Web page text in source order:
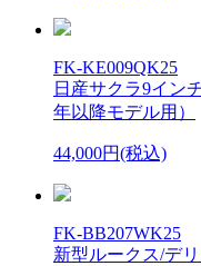
FK-KE009QK25
日産サクラ9イン
年以降モデル用）
44,000円(税込)
FK-BB207WK25
新型ルークス/デ